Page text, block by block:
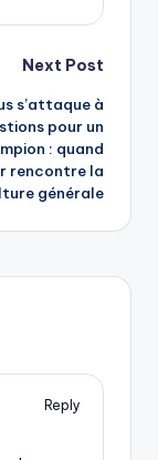
Next Post
s’attaque à
pour un
: quand
rencontre la
générale
Reply